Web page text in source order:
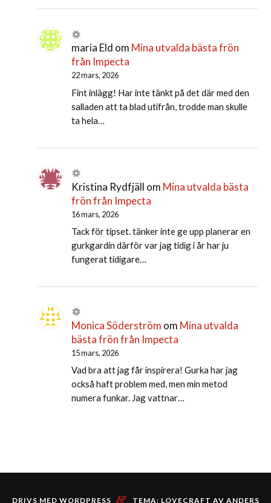
maria Eld om Mina utvalda bästa frön
från Impecta
22 mars, 2026
Fint inlägg! Har inte tänkt på det där med den
salladen att ta blad utifrån, trodde man skulle
ta hela…
Kristina Rydfjäll om Mina utvalda bästa
frön från Impecta
16 mars, 2026
Tack för tipset. tänker inte ge upp planerar en
gurkgardin därför var jag tidig i år har ju
fungerat tidigare…
Monica Söderström om Mina utvalda
bästa frön från Impecta
15 mars, 2026
Vad bra att jag får inspirera! Gurka har jag
också haft problem med, men min metod
numera funkar. Jag vattnar…
DRIVS MED WORDPRESS & TEMA: LOVECRAFT AV ANDERS